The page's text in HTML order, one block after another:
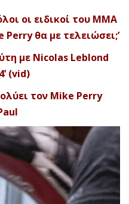
οι ειδικοί του ΜΜΑ
θα με τελειώσει;’
με Nicolas Leblond
(vid)
τον Mike Perry